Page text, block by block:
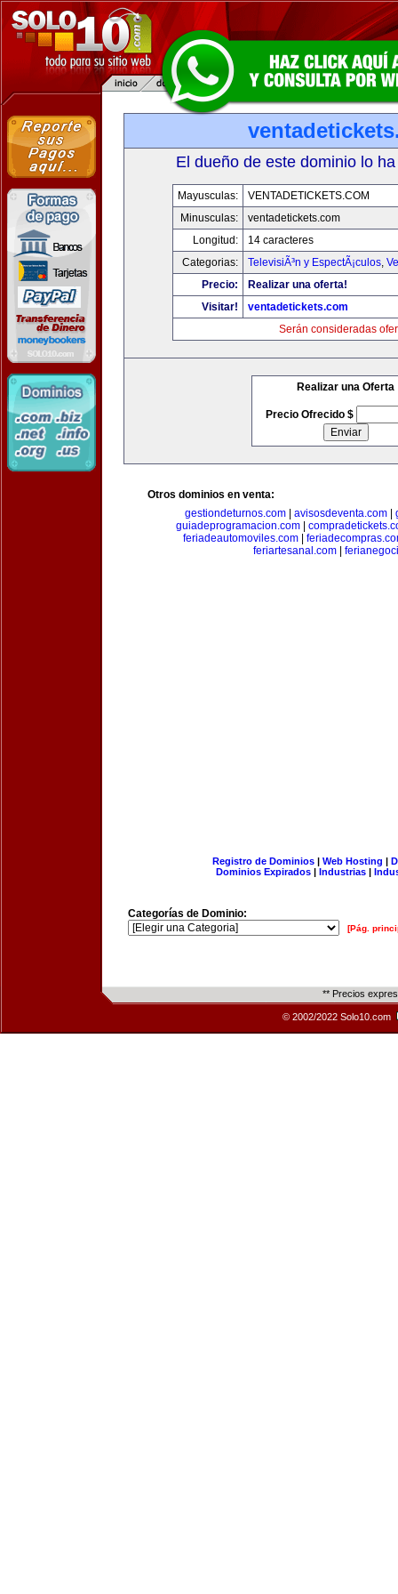
El dueño de este dominio lo
Mayusculas:
VENTADETICKETS.COM
Minusculas:
ventadetickets.com
Longitud:
14 caracteres
Categorias:
TelevisiÃ³n y EspectÃ¡culos,
Precio:
Realizar una oferta!
Visitar!
ventadetickets.com
Serán consideradas
Realizar una Oferta
Precio Ofrecido $
Otros dominios en venta:
gestiondeturnos.com| avisosdeventa.com|
guiadeprogramacion.com|
feriadeautomoviles.com
feriartesanal.com|
Registro de Dominios| Web Hosting |
Dominios Expirados | Industrias |
Categorías de Dominio:
[Pág.
** Precios
© 2002/2022 Solo10.com